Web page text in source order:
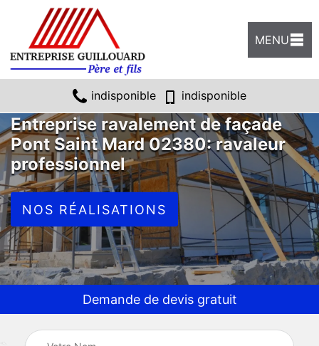
MENU
indisponible indisponible
Entreprise ravalement de façade
Pont Saint Mard 02380: ravaleur
professionnel
NOS RÉALISATIONS
Demande de devis gratuit